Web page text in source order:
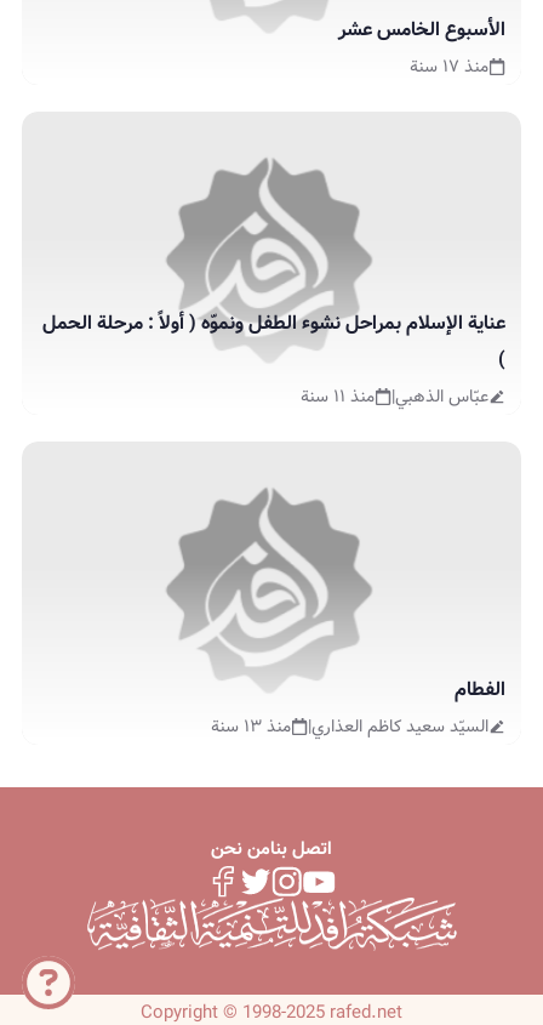
الأسبوع الخامس عشر
منذ ١٧ سنة
عناية الإسلام بمراحل نشوء الطفل ونموّه ( أولاً : مرحلة الحمل
)
عبّاس الذهبي| منذ ١١ سنة
الفطام
السيّد سعيد كاظم العذاري| منذ ١٣ سنة
اتصل بنامن نحن
Copyright © 1998-2025 rafed.net